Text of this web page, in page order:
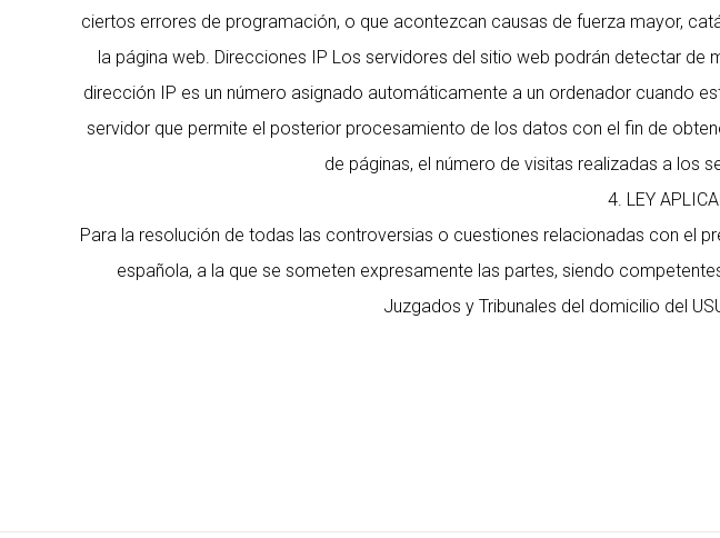
ciertos errores de programación, o que acontezcan causas de fuerza mayor,
la página web. Direcciones IP Los servidores del sitio web podrán detectar
dirección IP es un número asignado automáticamente a un ordenador cuando
servidor que permite el posterior procesamiento de los datos con el fin de
de páginas, el número de visitas realizadas a los
4. LEY
Para la resolución de todas las controversias o cuestiones relacionadas con el
española, a la que se someten expresamente las partes, siendo
Juzgados y Tribunales del domicilio del